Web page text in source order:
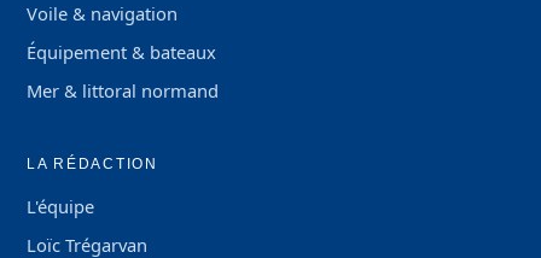
Voile & navigation
Équipement & bateaux
Mer & littoral normand
LA RÉDACTION
L'équipe
Loïc Trégarvan